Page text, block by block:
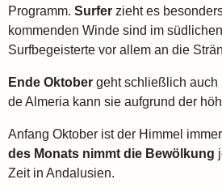
Programm. Surfer zieht es
kommenden Winde sind im
Surfbegeisterte vor allem an die
Ende Oktober geht schließlich auch
de Almeria kann sie aufgrund der
Anfang Oktober ist der Himmel
des Monats nimmt die Bewölkung
Zeit in Andalusien.